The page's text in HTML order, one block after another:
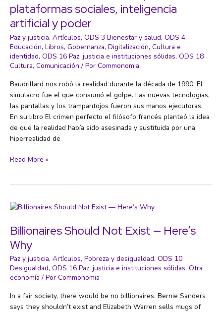
plataformas sociales, inteligencia
artificial y poder
Paz y justicia, Artículos, ODS 3 Bienestar y salud, ODS 4
Educación, Libros, Gobernanza, Digitalización, Cultura e
identidad, ODS 16 Paz, justicia e instituciones sólidas, ODS 18
Cultura, Comunicación / Por Commonomia
Baudrillard nos robó la realidad durante la década de 1990. El
simulacro fue el que consumó el golpe. Las nuevas tecnologías,
las pantallas y los trampantojos fueron sus manos ejecutoras.
En su libro El crimen perfecto el filósofo francés planteó la idea
de que la realidad había sido asesinada y sustituida por una
hiperrealidad de
Tu
materia
plataformas
sociales,
inteligencia
artificial
y
poder
Read More »
Billionaires Should Not Exist — Here’s
Why
Paz y justicia, Artículos, Pobreza y desigualdad, ODS 10
Desigualdad, ODS 16 Paz, justicia e instituciones sólidas, Otra
economía / Por Commonomia
In a fair society, there would be no billionaires. Bernie Sanders
says they shouldn’t exist and Elizabeth Warren sells mugs of